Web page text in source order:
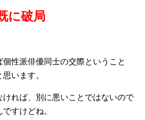
に破局
性派俳優同士の交際ということ
います。
れば、別に悪いことではないので
すけどね。